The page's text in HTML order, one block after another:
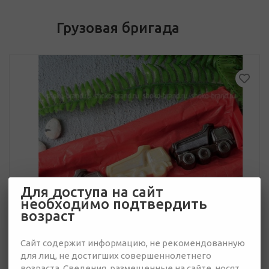
Грузовая бригада
Для доступа на сайт
необходимо подтвердить
возраст
Сайт содержит информацию, не рекомендованную
для лиц, не достигших совершеннолетнего